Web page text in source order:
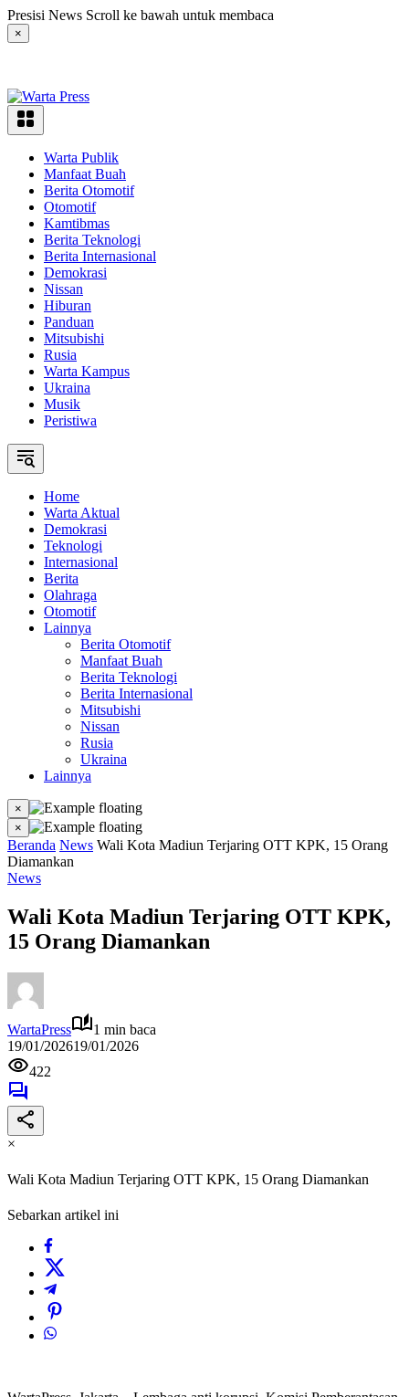
Langsung
ke
konten
Presisi News Scroll ke bawah untuk membaca
×
Warta Publik
Manfaat Buah
Berita Otomotif
Otomotif
Kamtibmas
Berita Teknologi
Berita Internasional
Demokrasi
Nissan
Hiburan
Panduan
Mitsubishi
Rusia
Warta Kampus
Ukraina
Musik
Peristiwa
Home
Warta Aktual
Demokrasi
Teknologi
Internasional
Berita
Olahraga
Otomotif
Lainnya
Berita Otomotif
Manfaat Buah
Berita Teknologi
Berita Internasional
Mitsubishi
Nissan
Rusia
Ukraina
Lainnya
×
×
Beranda News Wali Kota Madiun Terjaring OTT KPK, 15 Orang
Diamankan
News
Wali Kota Madiun Terjaring OTT KPK,
15 Orang Diamankan
WartaPress
1 min baca
19/01/202619/01/2026
422
×
Wali Kota Madiun Terjaring OTT KPK, 15 Orang Diamankan
Sebarkan artikel ini